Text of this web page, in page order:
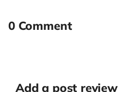
0 Comment
Add a post review